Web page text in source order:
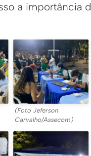
a importância
(Foto Jeferson
Carvalho/Assecom)